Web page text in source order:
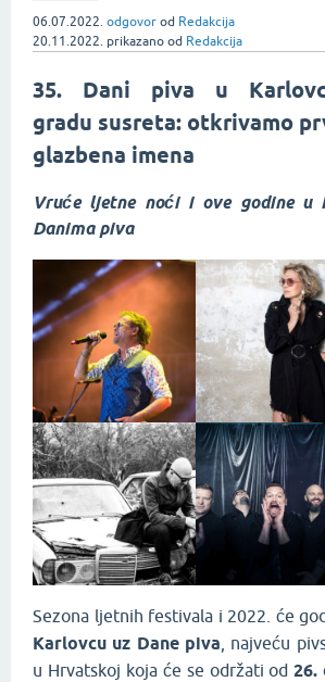
06.07.2022. odgovor od Redakcija
20.11.2022. prikazano od Redakcija
35. Dani piva u
gradu susreta: otkrivamo
glazbena imena
Vruće ljetne noći i ove godine u
Danima piva
Sezona ljetnih festivala i 2022. će
Karlovcu uz Dane piva , najveću
u Hrvatskoj koja će se održati od26.